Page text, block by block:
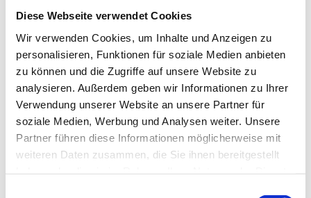
Diese Webseite verwendet Cookies
Wir verwenden Cookies, um Inhalte und Anzeigen zu
personalisieren, Funktionen für soziale Medien anbieten
zu können und die Zugriffe auf unsere Website zu
analysieren. Außerdem geben wir Informationen zu Ihrer
Verwendung unserer Website an unsere Partner für
soziale Medien, Werbung und Analysen weiter. Unsere
Partner führen diese Informationen möglicherweise mit
weiteren Daten zusammen, die Sie ihnen bereitgestellt
Jobs in der Nähe!
Auf unserer Plattform findest Du eine große Auswahl
an Stellenangeboten, die nach Städten sortiert sind,
suchen kannst. Egal, ob Du eine neue
Herausforderung suchst, einen beruflichen Wechsel
planst oder einfach eine Stelle in Deinem aktuellen